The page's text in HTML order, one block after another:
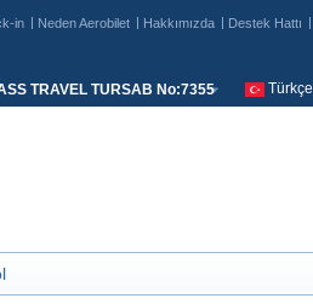
in Neden Aerobilet Hakkımızda Destek Hattı
TRAVEL TURSAB No:7355 Türkçe